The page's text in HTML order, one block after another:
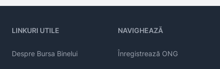
LINKURI UTILE
Despre Bursa Binelui
NAVIGHEAZĂ
Înregistrează ONG